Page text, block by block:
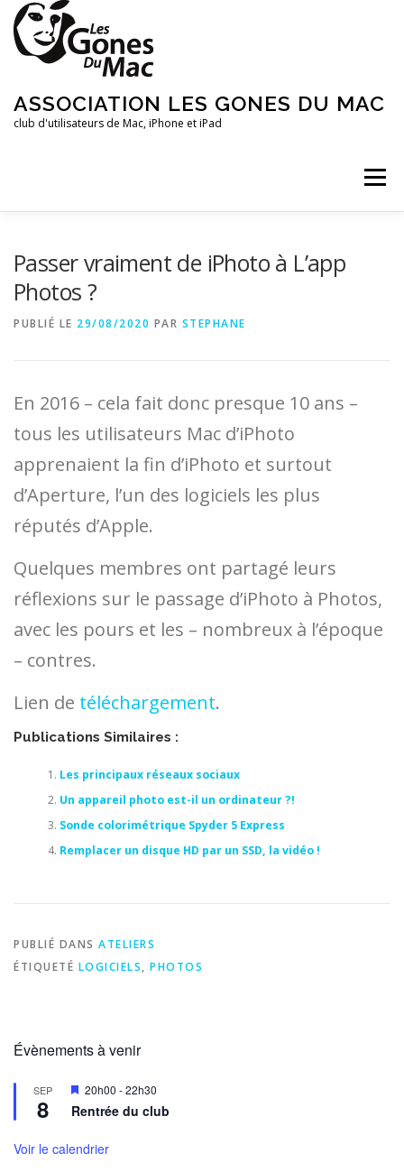
Aller
contenu
ASSOCIATION LES GONES DU MAC
club d'utilisateurs de Mac, iPhone et iPad
Menu
Passer vraiment de iPhoto à L’app
Photos ?
PUBLIÉ LE 29/08/2020 PAR STEPHANE
En 2016 – cela fait donc presque 10 ans –
tous les utilisateurs Mac d’iPhoto
apprenaient la fin d’iPhoto et surtout
d’Aperture, l’un des logiciels les plus
réputés d’Apple.
Quelques membres ont partagé leurs
réflexions sur le passage d’iPhoto à Photos,
avec les pours et les – nombreux à l’époque
– contres.
Lien de téléchargement.
Publications Similaires :
Les principaux réseaux sociaux
Un appareil photo est-il un ordinateur ?!
Sonde colorimétrique Spyder 5 Express
Remplacer un disque HD par un SSD, la vidéo !
PUBLIÉ DANS ATELIERS
ÉTIQUETÉ LOGICIELS, PHOTOS
Évènements à venir
SEP
8
Mis
avant
20h00 -22h30
Rentrée du club
Voir le calendrier